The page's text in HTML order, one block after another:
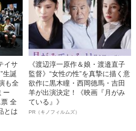
イサ
生誕
も全
ー
全
とは
《渡辺淳一原作＆娘・渡邉直子
監督》“女性の性”を真摯に描く意
欲作に黒木瞳・西岡德馬・吉田
羊が出演決定！《映画『月がみ
ている』》
PR（キノフィルムズ）